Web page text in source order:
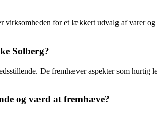
virksomheden for et lækkert udvalg af varer
Solberg?
De fremhæver aspekter som hurtig
og værd at fremhæve?